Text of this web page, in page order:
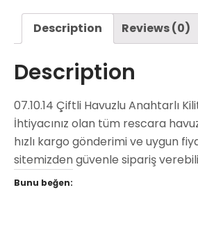
Description Reviews (0)
Description
07.10.14 Çiftli Havuzlu Anahtarlı
İhtiyacınız olan tüm rescara
hızlı kargo gönderimi ve uygun
sitemizden güvenle sipariş
Bunu beğen: